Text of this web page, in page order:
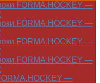
FORMA.HOCKEY —
FORMA.HOCKEY —
FORMA.HOCKEY —
FORMA.HOCKEY —
—